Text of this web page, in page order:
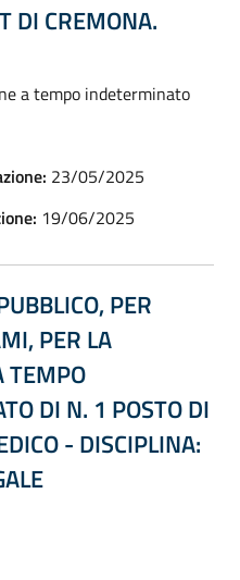
DI CREMONA.
a tempo indeterminato
23/05/2025
19/06/2025
PER
PER LA
TEMPO
DI N. 1 POSTO DI
- DISCIPLINA: